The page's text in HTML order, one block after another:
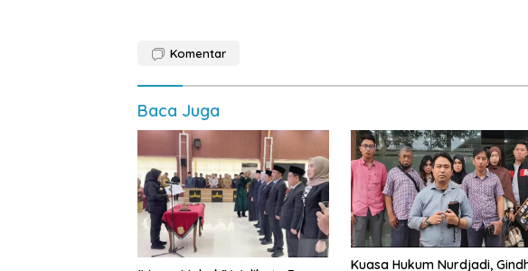
Komentar
Baca Juga
Kuasa Hukum Nurdjadi,